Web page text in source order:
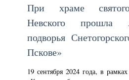
При храме
Невского прошла
подворья
Пскове»
19 сентября 2024 года, в